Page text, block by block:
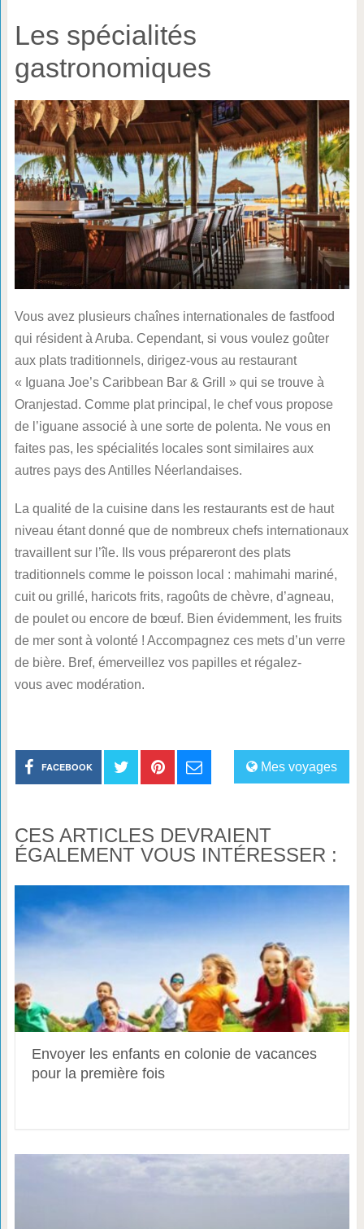
Les spécialités
gastronomiques
Vous avez plusieurs chaînes internationales de fastfood
qui résident à Aruba. Cependant, si vous voulez goûter
aux plats traditionnels, dirigez-vous au restaurant
« Iguana Joe’s Caribbean Bar & Grill » qui se trouve à
Oranjestad. Comme plat principal, le chef vous propose
de l’iguane associé à une sorte de polenta. Ne vous en
faites pas, les spécialités locales sont similaires aux
autres pays des Antilles Néerlandaises.
La qualité de la cuisine dans les restaurants est de haut
niveau étant donné que de nombreux chefs internationaux
travaillent sur l’île. Ils vous prépareront des plats
traditionnels comme le poisson local : mahimahi mariné,
cuit ou grillé, haricots frits, ragoûts de chèvre, d’agneau,
de poulet ou encore de bœuf. Bien évidemment, les fruits
de mer sont à volonté ! Accompagnez ces mets d’un verre
de bière. Bref, émerveillez vos papilles et régalez-
vous avec modération.
Mes voyages
FACEBOOK
CES ARTICLES DEVRAIENT
ÉGALEMENT VOUS INTÉRESSER :
Envoyer les enfants en colonie de vacances
pour la première fois